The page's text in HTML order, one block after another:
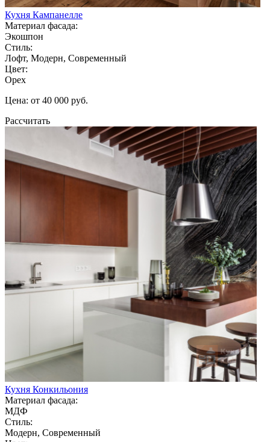
Кухня Кампанелле
Материал фасада:
Экошпон
Стиль:
Лофт, Модерн, Современный
Цвет:
Орех
Цена: от 40 000 руб.
Рассчитать
Кухня Конкильония
Материал фасада:
МДФ
Стиль:
Модерн, Современный